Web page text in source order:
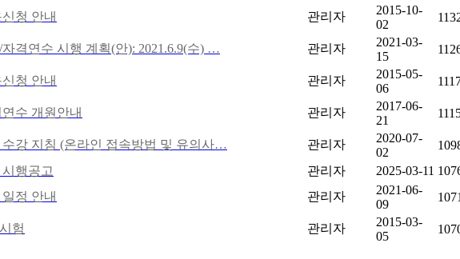
청 안내 관리자
2015-10-
02
격연수 시행 계획(안): 2021.6.9(수) … 관리자
2021-03-
15
청 안내 관리자
2015-05-
06
수 개원안내 관리자
2017-06-
21
강 지침 (온라인 접속방법 및 유의사… 관리자
2020-07-
02
행공고 관리자 2025-03-11
정 안내 관리자
2021-06-
09
험 관리자
2015-03-
05